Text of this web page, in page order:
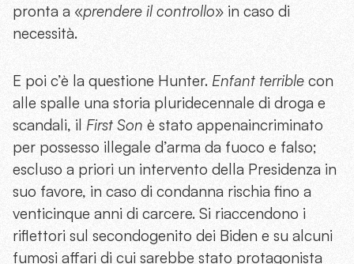
pronta a «prendere il controllo» in caso di
necessità.
E poi c’è la questione Hunter. Enfant terrible con
alle spalle una storia pluridecennale di droga e
scandali, il First Son è stato appenaincriminato
per possesso illegale d’arma da fuoco e falso;
escluso a priori un intervento della Presidenza in
suo favore, in caso di condanna rischia fino a
venticinque anni di carcere. Si riaccendono i
riflettori sul secondogenito dei Biden e su alcuni
fumosi affari di cui sarebbe stato protagonista